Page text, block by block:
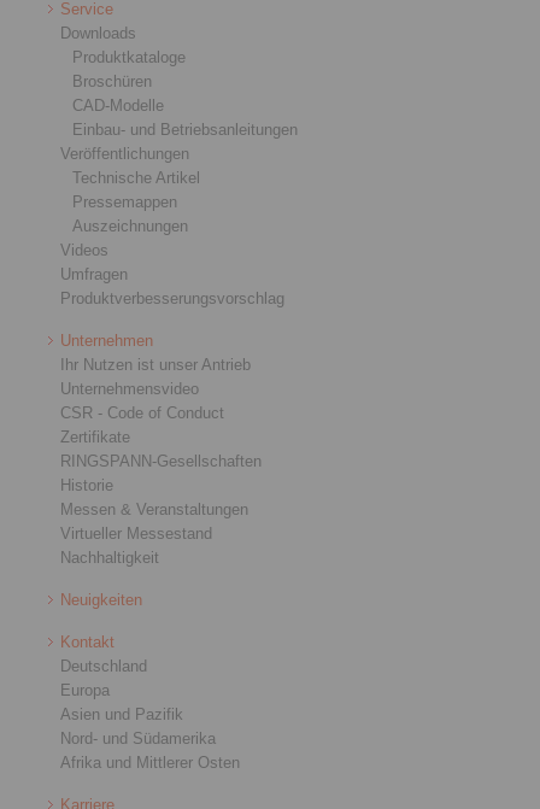
Service
Downloads
Produktkataloge
Broschüren
CAD-Modelle
Einbau- und Betriebsanleitungen
Veröffentlichungen
Technische Artikel
Pressemappen
Auszeichnungen
Videos
Umfragen
Produktverbesserungsvorschlag
Unternehmen
Ihr Nutzen ist unser Antrieb
Unternehmensvideo
CSR - Code of Conduct
Zertifikate
RINGSPANN-Gesellschaften
Historie
Messen & Veranstaltungen
Virtueller Messestand
Nachhaltigkeit
Neuigkeiten
Kontakt
Deutschland
Europa
Asien und Pazifik
Nord- und Südamerika
Afrika und Mittlerer Osten
Karriere